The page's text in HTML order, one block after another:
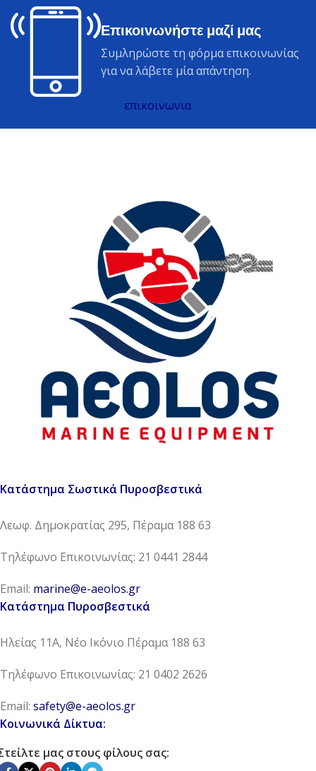
Επικοινωνήστε μαζί μας
Συμληρώστε τη φόρμα επικοινωνίας
για να λάβετε μία απάντηση.
επικοινωνια
Κατάστημα Σωστικά Πυροσβεστικά
Λεωφ. Δημοκρατίας 295, Πέραμα 188 63
Τηλέφωνο Επικοινωνίας: 21 0441 2844
Email: marine@e-aeolos.gr
Κατάστημα Πυροσβεστικά
Ηλείας 11Α, Νέο Ικόνιο Πέραμα 188 63
Τηλέφωνο Επικοινωνίας: 21 0402 2626
Email: safety@e-aeolos.gr
Κοινωνικά Δίκτυα:
μας στους φίλους σας: